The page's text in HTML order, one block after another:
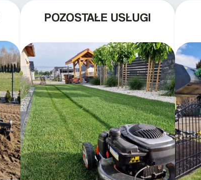
POZOSTAŁE USŁUGI